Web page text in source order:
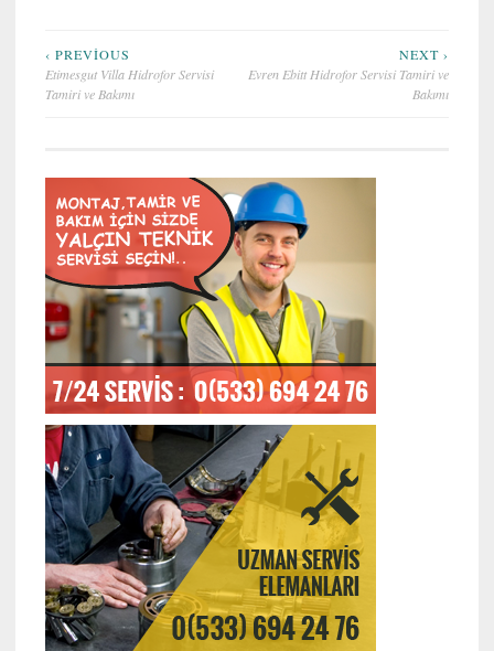
Yazı
gezinmesi
‹ PREVIOUS
Etimesgut Villa Hidrofor Servisi
Tamiri ve Bakımı
NEXT ›
Evren Ebitt Hidrofor Servisi Tamiri ve
Bakımı